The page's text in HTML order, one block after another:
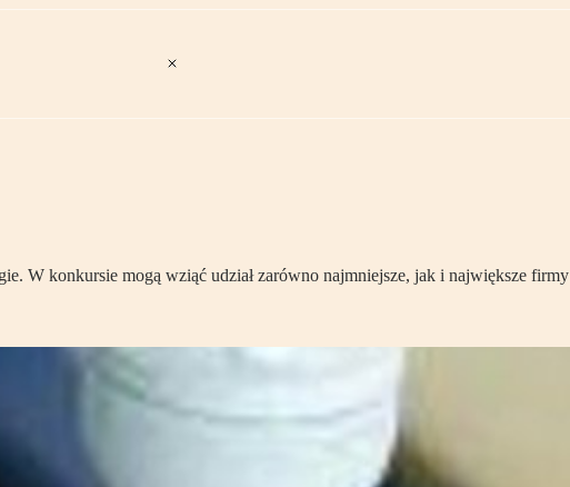
W konkursie mogą wziąć udział zarówno najmniejsze, jak i największe firmy